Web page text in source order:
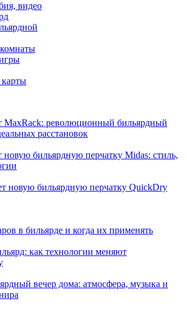
видео
MaxRack: революционный бильярдный
расстановок
новую бильярдную перчатку Midas: стиль,
новую бильярдную перчатку QuickDry
в бильярде и когда их применять
как технологии меняют
вечер дома: атмосфера, музыка и